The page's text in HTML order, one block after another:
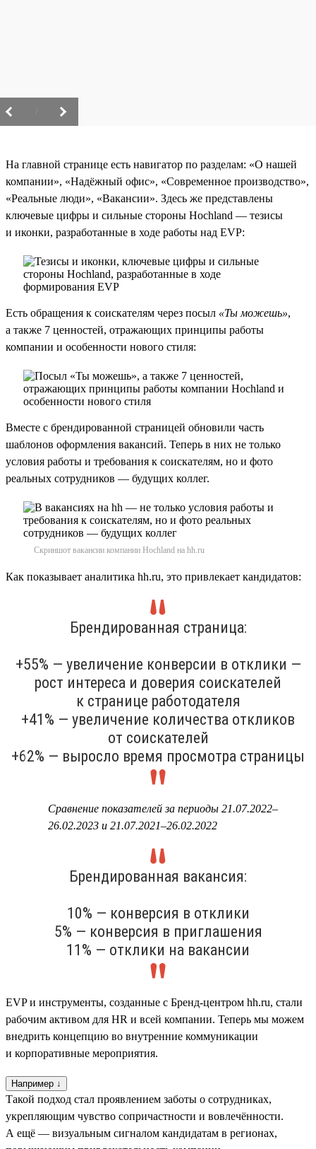
На главной странице есть навигатор по разделам: «О нашей
компании», «Надёжный офис», «Современное производство»,
«Реальные люди», «Вакансии». Здесь же представлены
ключевые цифры и сильные стороны Hochland — тезисы
и иконки, разработанные в ходе работы над EVP:
Есть обращения к соискателям через посыл «Ты можешь»,
а также 7 ценностей, отражающих принципы работы
компании и особенности нового стиля:
Вместе с брендированной страницей обновили часть
шаблонов оформления вакансий. Теперь в них не только
условия работы и требования к соискателям, но и фото
реальных сотрудников — будущих коллег.
Скриншот вакансии компании Hochland на hh.ru
Как показывает аналитика hh.ru, это привлекает кандидатов:
Брендированная страница:
+55% — увеличение конверсии в отклики —
рост интереса и доверия соискателей
к странице работодателя
+41% — увеличение количества откликов
от соискателей
+62% — выросло время просмотра страницы
Сравнение показателей за периоды 21.07.2022–
26.02.2023 и 21.07.2021–26.02.2022
Брендированная вакансия:
10% — конверсия в отклики
5% — конверсия в приглашения
11% — отклики на вакансии
EVP и инструменты, созданные с Бренд-центром hh.ru, стали
рабочим активом для HR и всей компании. Теперь мы можем
внедрить концепцию во внутренние коммуникации
и корпоративные мероприятия.
Например ↓
Такой подход стал проявлением заботы о сотрудниках,
укрепляющим чувство сопричастности и вовлечённости.
А ещё — визуальным сигналом кандидатам в регионах,